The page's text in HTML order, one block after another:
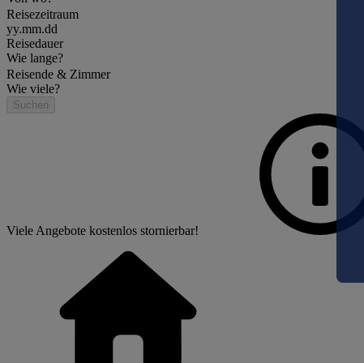
Reisezeitraum
yy.mm.dd
Reisedauer
Wie lange?
Reisende & Zimmer
Wie viele?
Suchen
Viele Angebote kostenlos stornierbar!